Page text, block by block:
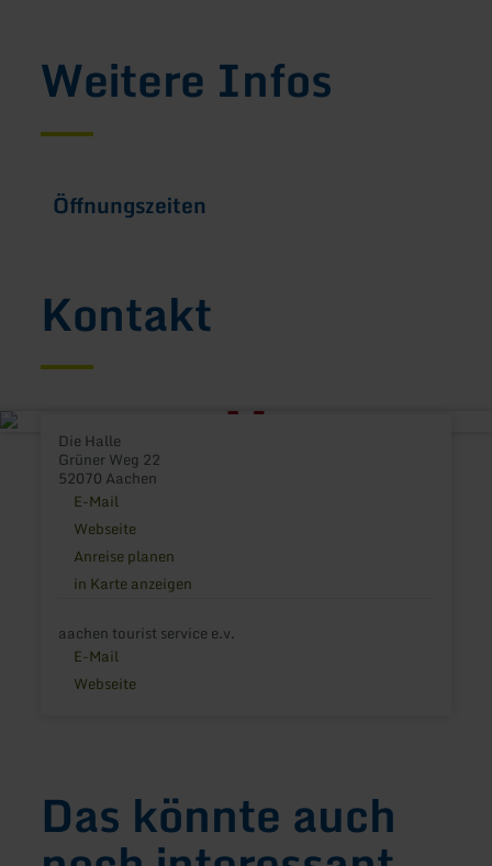
Weitere Infos
Öffnungszeiten
Kontakt
Die Halle
Grüner Weg 22
52070 Aachen
E-Mail
Webseite
Anreise planen
in Karte anzeigen
aachen tourist service e.v.
E-Mail
Webseite
Das könnte auch